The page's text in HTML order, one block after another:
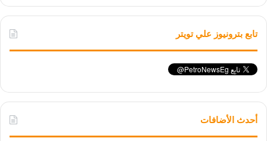
تابع بترونيوز علي تويتر
أحدث الأضافات